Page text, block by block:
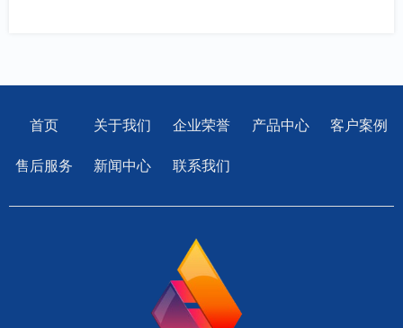
首页 关于我们 产品中心 客户案例
售后服务 新闻中心 联系我们
企业荣誉